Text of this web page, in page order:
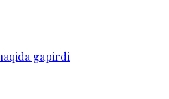
gapirdi